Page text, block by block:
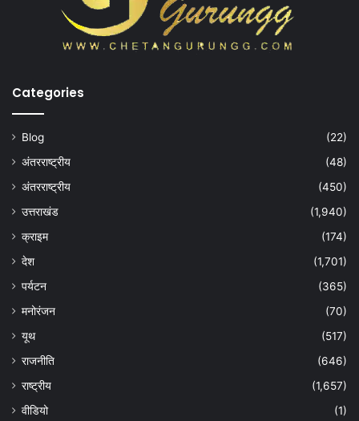
Categories
Blog
(22)
अंतरराष्ट्रीय
(48)
अंतरराष्ट्रीय
(450)
उत्तराखंड
(1,940)
क्राइम
(174)
देश
(1,701)
पर्यटन
(365)
मनोरंजन
(70)
यूथ
(517)
राजनीति
(646)
राष्ट्रीय
(1,657)
वीडियो
(1)